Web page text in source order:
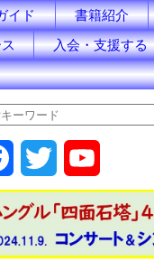
イド 書籍紹介
入会・支援する
a w
i
o